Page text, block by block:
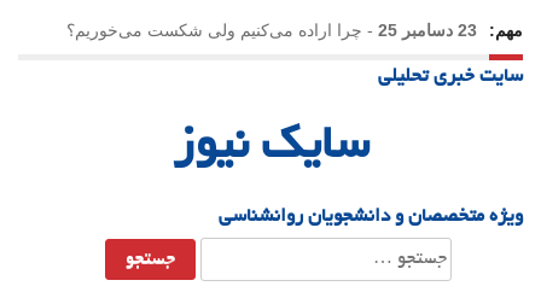
مهم: 23 دسامبر 25 - چرا اراده می‌کنیم ولی شکست می‌خوریم؟
21 دسامبر 25
سایت خبری تحلیلی
سایک نیوز
ویژه متخصصان و دانشجویان روانشناسی
جستجو
برای: